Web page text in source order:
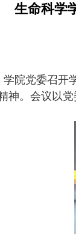
生命科学
学院党委召开
神。会议以